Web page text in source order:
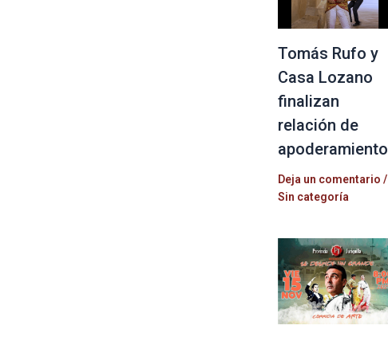
Tomás Rufo y
Casa Lozano
finalizan
relación de
apoderamiento
Deja un comentario /
Sin categoría